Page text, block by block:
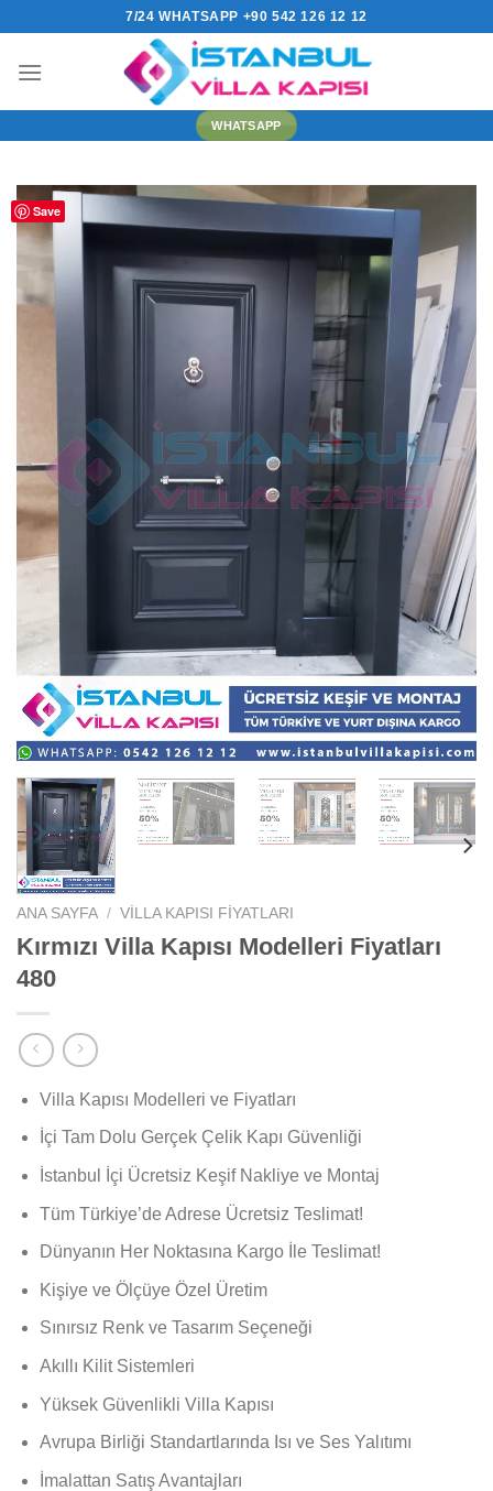
7/24 WHATSAPP +90 542 126 12 12
WHATSAPP
Save
ANA SAYFA / VILLA KAPISI FIYATLARI
Kırmızı Villa Kapısı Modelleri Fiyatları
480
Villa Kapısı Modelleri ve Fiyatları
İçi Tam Dolu Gerçek Çelik Kapı Güvenliği
İstanbul İçi Ücretsiz Keşif Nakliye ve Montaj
Tüm Türkiye’de Adrese Ücretsiz Teslimat!
Dünyanın Her Noktasına Kargo İle Teslimat!
Kişiye ve Ölçüye Özel Üretim
Sınırsız Renk ve Tasarım Seçeneği
Akıllı Kilit Sistemleri
Yüksek Güvenlikli Villa Kapısı
Avrupa Birliği Standartlarında Isı ve Ses Yalıtımı
İmalattan Satış Avantajları